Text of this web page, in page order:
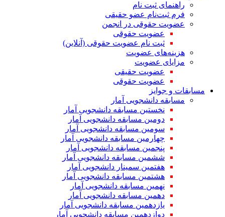
راهنمای ثبت نام
فرم ثبت‌نام عضو حقیقی
عضویت حقوقی در انجمن
عضویت حقوقی
ثبت نام عضویت حقوقی (آنلاین)
هزینه‌های عضویت
مزایای عضویت
عضویت حقیقی
عضویت حقوقی
مسابقات و جوایز
مسابقه دانشجویی آمار
نخستین مسابقه دانشجویی آمار
دومین مسابقه دانشجویی آمار
سومین مسابقه دانشجویی آمار
چهارمین مسابقه دانشجویی آمار
پنجمین مسابقه دانشجویی آمار
ششمین مسابقه دانشجویی آمار
هفتمین سمینار دانشجویی آمار
هشتمین مسابقه دانشجویی آمار
نهمین مسابقه دانشجویی آمار
دهمین مسابقه دانشجویی آمار
یازدهمین مسابقه دانشجویی آمار
دوازدهمین مسابقه دانشجویی آمار